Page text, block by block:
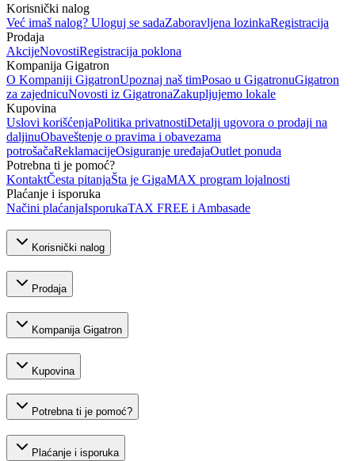
Korisnički nalog
Već imaš nalog? Uloguj se sadaZaboravljena lozinkaRegistracija
Prodaja
AkcijeNovostiRegistracija poklona
Kompanija Gigatron
O Kompaniji GigatronUpoznaj naš timPosao u GigatronuGigatron
za zajednicuNovosti iz GigatronaZakupljujemo lokale
Kupovina
Uslovi korišćenjaPolitika privatnostiDetalji ugovora o prodaji na
daljinuObaveštenje o pravima i obavezama
potrošačaReklamacijeOsiguranje uređajaOutlet ponuda
Potrebna ti je pomoć?
KontaktČesta pitanjaŠta je GigaMAX program lojalnosti
Plaćanje i isporuka
Načini plaćanjaIsporukaTAX FREE i Ambasade
Korisnički nalog
Prodaja
Kompanija Gigatron
Kupovina
Potrebna ti je pomoć?
Plaćanje i isporuka